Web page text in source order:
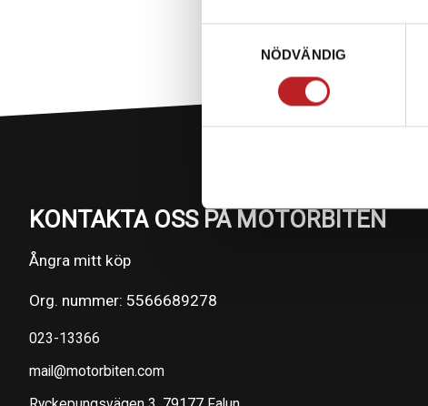
NÖDVÄNDIG
KONTAKTA OSS PÅ MOTORBITEN
Ångra mitt köp
Org. nummer: 5566689278
023-13366
mail@motorbiten.com